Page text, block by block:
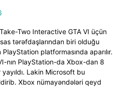
Two Interactive GTA VI üçün
tərəfdaşlarından biri olduğu
platformasında aparılır.
nın PlayStation-da Xbox-dan 8
Lakin Microsoft bu
Xbox nümayəndələri qeyd